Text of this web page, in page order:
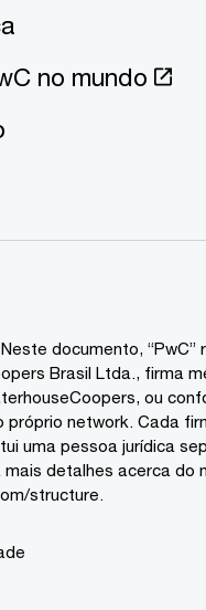
no mundo
documento, “PwC”
Brasil Ltda., firma
ou
próprio network. Cada
uma pessoa jurídica
detalhes acerca do
structure.